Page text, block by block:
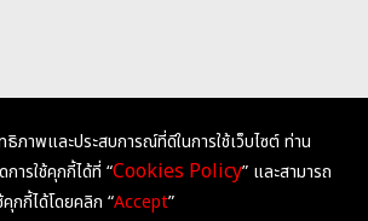
ธิภาพและประสบการณ์ที่ดีในการใช้เว็บไซต์ ท่าน
ารใช้คุกกี้ได้ที่ “Cookies Policy” และสามารถ
กกี้ได้โดยคลิก “Accept”